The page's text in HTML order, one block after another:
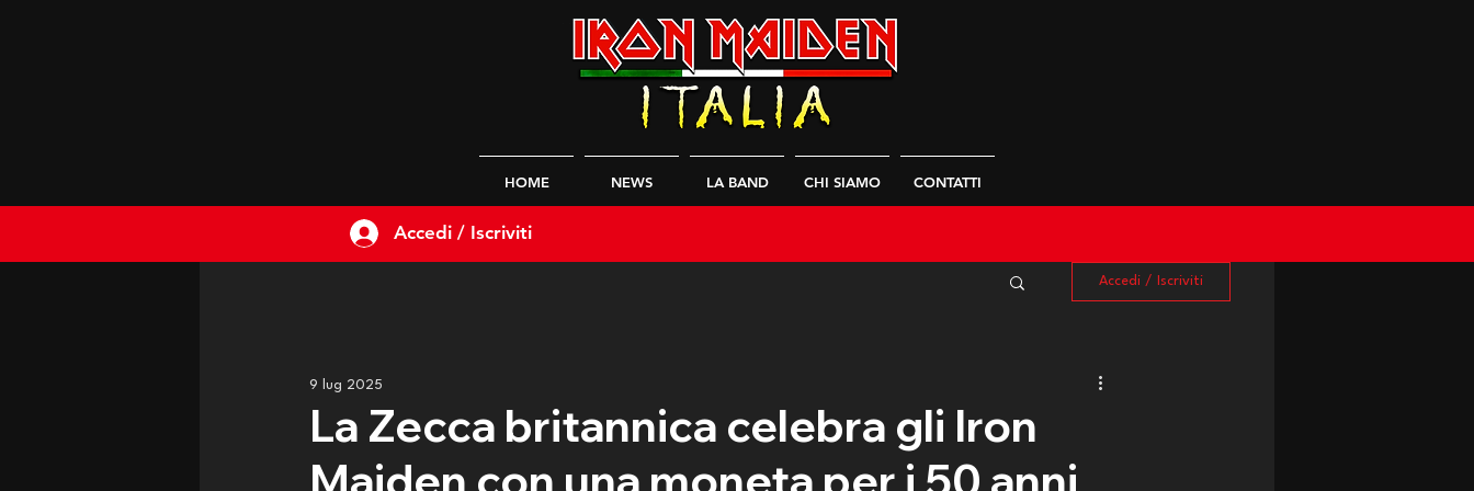
HOME NEWS LA BAND CHI SIAMO CONTATTI
Accedi / Iscriviti
Accedi / Iscriviti
La Zecca britannica celebra gli Iron
Maiden con una moneta per i 50 anni
9 lug 2025